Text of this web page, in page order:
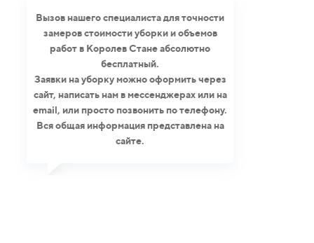
Вызов нашего специалиста для точности
замеров стоимости уборки и объемов
работ в Королев Стане абсолютно
бесплатный.
Заявки на уборку можно оформить через
сайт, написать нам в мессенджерах или на
email, или просто позвонить по телефону.
Вся общая информация представлена на
сайте.